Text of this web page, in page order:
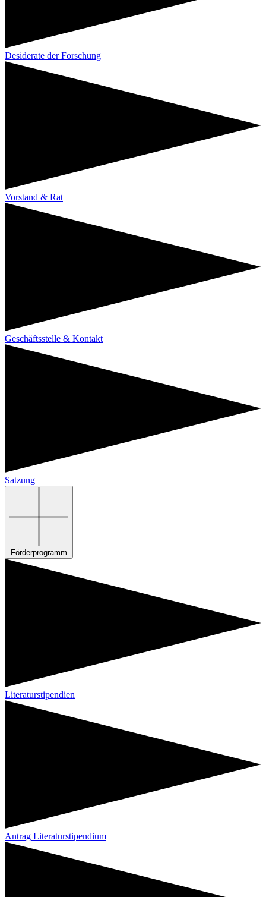
Desiderate der Forschung
Vorstand & Rat
Geschäftsstelle & Kontakt
Satzung
Förderprogramm
Literaturstipendien
Antrag Literaturstipendium